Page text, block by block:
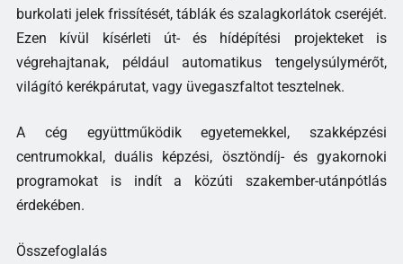
burkolati jelek frissítését, táblák és szalagkorlátok cseréjét.
Ezen kívül kísérleti út- és hídépítési projekteket is
végrehajtanak, például automatikus tengelysúlymérőt,
világító kerékpárutat, vagy üvegaszfaltot tesztelnek.
A cég együttműködik egyetemekkel, szakképzési
centrumokkal, duális képzési, ösztöndíj- és gyakornoki
programokat is indít a közúti szakember-utánpótlás
érdekében.
Összefoglalás